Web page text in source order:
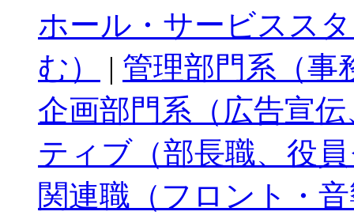
ホール・サービスス
む）
| 管理部門系（事
企画部門系（広告宣
ティブ（部長職、役
関連職（フロント・